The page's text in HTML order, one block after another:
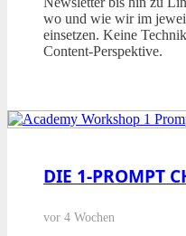
wo und wie wir im
einsetzen. Keine
Content-Perspektive.
DIE 1-PROMPT
vor 4 Wochen